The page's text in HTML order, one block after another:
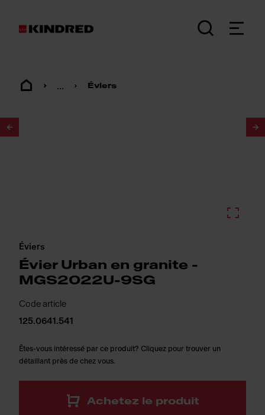
... Éviers
Éviers
Évier Urban en granite -
MGS2022U-9SG
Code article
125.0641.541
Êtes-vous intéressé par ce produit? Cliquez pour trouver un
détaillant près de chez vous.
Achetez le produit